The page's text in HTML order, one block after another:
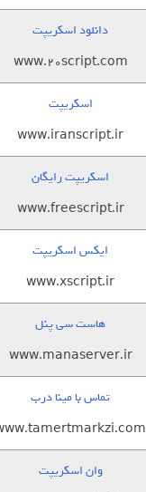
دانلود اسکریپت
www.20script.com
اسکریپت
www.iranscript.ir
اسکریپت رایگان
www.freescript.ir
ایکس اسکریپت
www.xscript.ir
هاست سی پنل
www.manaserver.ir
تماس با مینا درب
وان اسکریپت